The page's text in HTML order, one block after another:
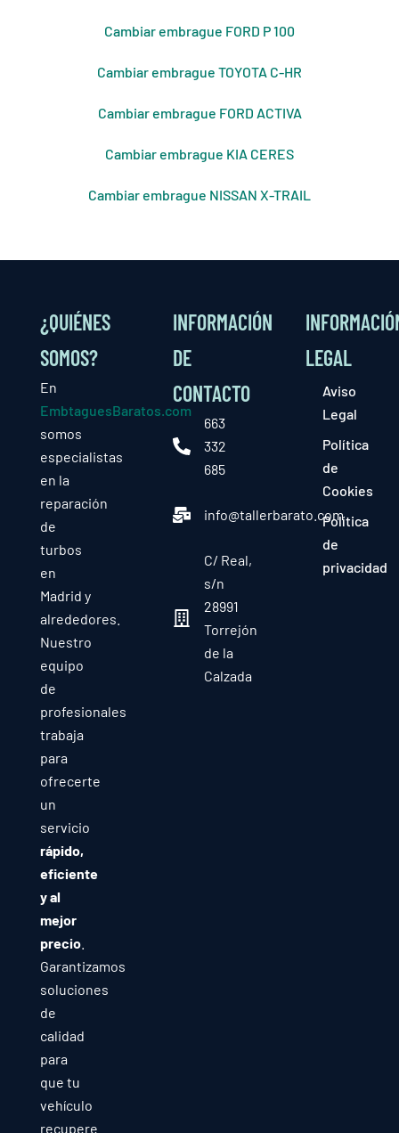
Cambiar embrague FORD P 100
Cambiar embrague TOYOTA C-HR
Cambiar embrague FORD ACTIVA
Cambiar embrague KIA CERES
Cambiar embrague NISSAN X-TRAIL
¿QUIÉNES
SOMOS?
En
EmbtaguesBaratos.com
somos
especialistas
en la
reparación
de
turbos
en
Madrid y
alrededores.
Nuestro
equipo
de
profesionales
trabaja
para
ofrecerte
un
servicio
rápido,
eficiente
y al
mejor
precio.
Garantizamos
soluciones
de
calidad
para
que tu
vehículo
recupere
INFORMACIÓN
DE
CONTACTO
663
332
685
info@tallerbarato.com
C/ Real,
s/n
28991
Torrejón
de la
Calzada
LEGAL
Aviso
Legal
Política
de
Cookies
Política
de
privacidad